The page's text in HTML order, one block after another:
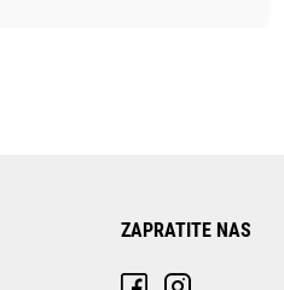
ZAPRATITE NAS